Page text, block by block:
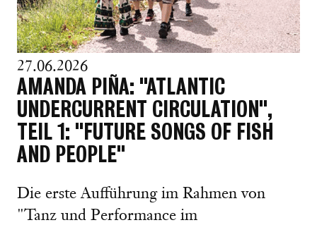
27.06.2026
AMANDA PIÑA: "ATLANTIC
UNDERCURRENT CIRCULATION",
TEIL 1: "FUTURE SONGS OF FISH
AND PEOPLE"
Die erste Aufführung im Rahmen von
"Tanz und Performance im